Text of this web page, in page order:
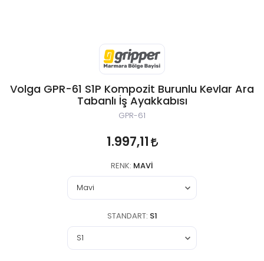
Volga GPR-61 S1P Kompozit Burunlu Kevlar Ara
Tabanlı İş Ayakkabısı
GPR-61
1.997,11
RENK: MAVI
STANDART: S1